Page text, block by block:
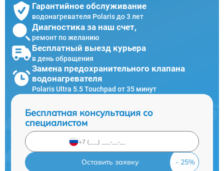
Гарантийное обслуживание
водонагревателя Polaris до 3 лет
Диагностика за наш счет,
ремонт по желанию
Бесплатный выезд курьера
в день обращения
Замена предохранительного клапана
водонагревателя
Polaris Ultra 5.5 Touchpad от 35 минут
Бесплатная консультация со
специалистом
Оставить заявку